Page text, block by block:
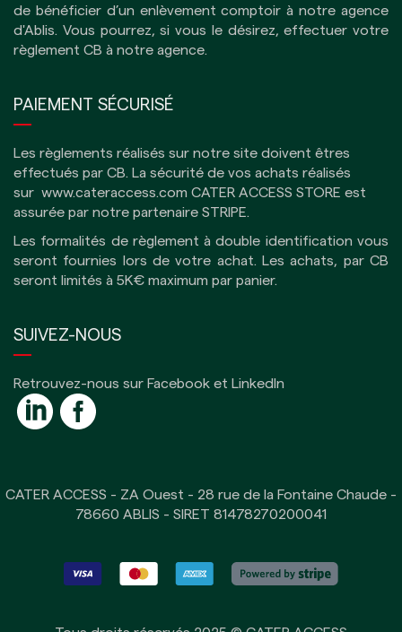
de bénéficier d’un enlèvement comptoir à notre agence
d'Ablis. Vous pourrez, si vous le désirez, effectuer votre
règlement CB à notre agence.
PAIEMENT SÉCURISÉ
Les règlements réalisés sur notre site doivent êtres
effectués par CB. La sécurité de vos achats réalisés
sur www.cateraccess.com CATER ACCESS STORE est
assurée par notre partenaire STRIPE.
Les formalités de règlement à double identification vous
seront fournies lors de votre achat. Les achats, par CB
seront limités à 5K€ maximum par panier.
SUIVEZ-NOUS
Retrouvez-nous sur Facebook et LinkedIn
CATER ACCESS - ZA Ouest - 28 rue de la Fontaine Chaude -
78660 ABLIS - SIRET 81478270200041